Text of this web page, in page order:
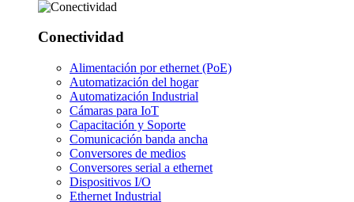
Conectividad
Alimentación por ethernet (PoE)
Automatización del hogar
Automatización Industrial
Cámaras para IoT
Capacitación y Soporte
Comunicación banda ancha
Conversores de medios
Conversores serial a ethernet
Dispositivos I/O
Ethernet Industrial